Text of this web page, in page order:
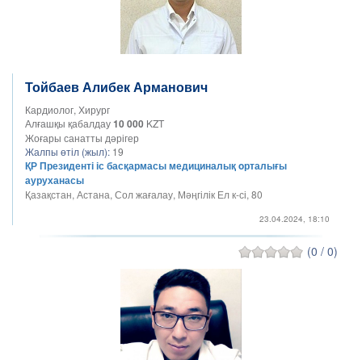
Тойбаев Алибек Арманович
Кардиолог, Хирург
Алғашқы қабалдау10 000 KZT
Жоғары санатты дәрігер
Жалпы өтіл (жыл): 19
ҚР Президенті іс басқармасы медициналық oрталығы
ауруханасы
Қазақстан, Астана, Сол жағалау, Мәңгілік Ел к-сі, 80
23.04.2024, 18:10
(0 / 0)